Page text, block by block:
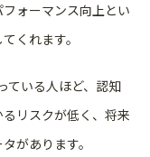
ォーマンス向上とい
くれます。
ている人ほど、認知
リスクが低く、将来
があります。